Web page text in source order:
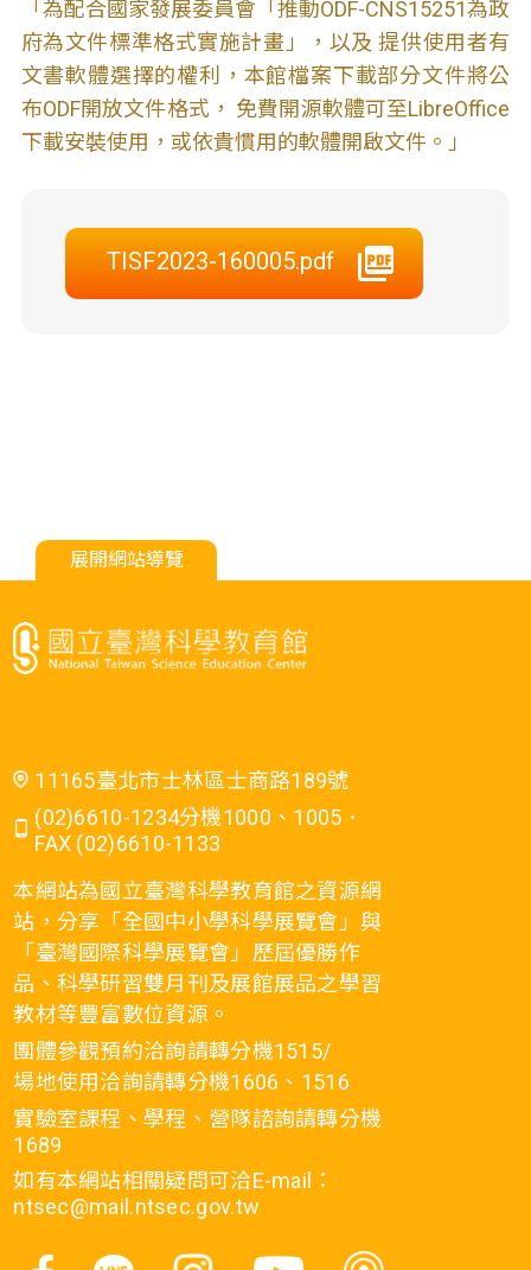
「為配合國家發展委員會「推動ODF-CNS15251為政
府為文件標準格式實施計畫」，以及 提供使用者有
文書軟體選擇的權利，本館檔案下載部分文件將公
布ODF開放文件格式， 免費開源軟體可至LibreOffice
下載安裝使用，或依貴慣用的軟體開啟文件。」
TISF2023-160005.pdf
展開網站導覽
11165臺北市士林區士商路189號
(02)6610-1234分機1000、1005．
FAX (02)6610-1133
本網站為國立臺灣科學教育館之資源網
站，分享「全國中小學科學展覽會」與
「臺灣國際科學展覽會」歷屆優勝作
品、科學研習雙月刊及展館展品之學習
教材等豐富數位資源。
團體參觀預約洽詢請轉分機1515/
場地使用洽詢請轉分機1606、1516
實驗室課程、學程、營隊諮詢請轉分機
1689
如有本網站相關疑問可洽E-mail：
ntsec@mail.ntsec.gov.tw